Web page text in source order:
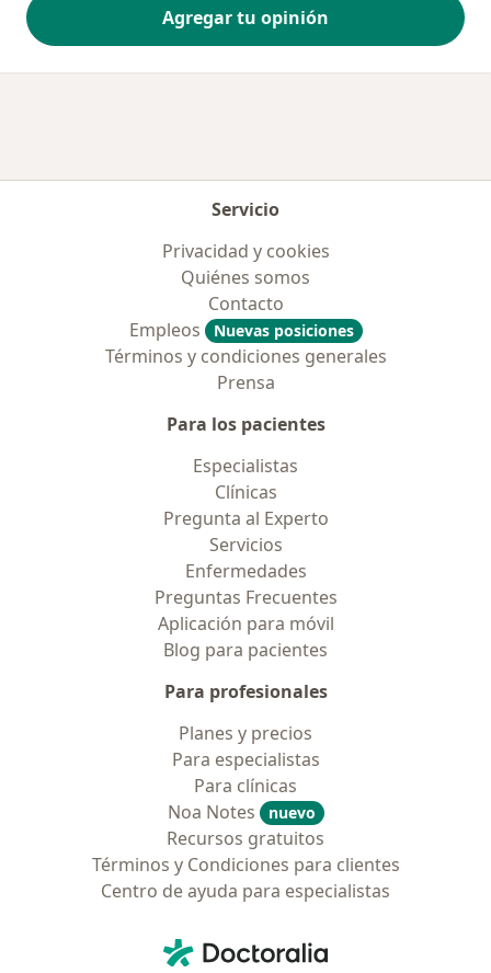
Agregar tu opinión
Servicio
Privacidad y cookies
Quiénes somos
Contacto
Empleos
Nuevas posiciones
Términos y condiciones generales
Prensa
Para los pacientes
Especialistas
Clínicas
Pregunta al Experto
Servicios
Enfermedades
Preguntas Frecuentes
Aplicación para móvil
Blog para pacientes
Para profesionales
Planes y precios
Para especialistas
Para clínicas
Noa Notes
nuevo
Recursos gratuitos
Términos y Condiciones para clientes
Centro de ayuda para especialistas
Doctoralia - Página de inicio